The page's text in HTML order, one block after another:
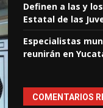
Definen a las y
Estatal de las
Especialistas
reunirán en
COMENTARIOS